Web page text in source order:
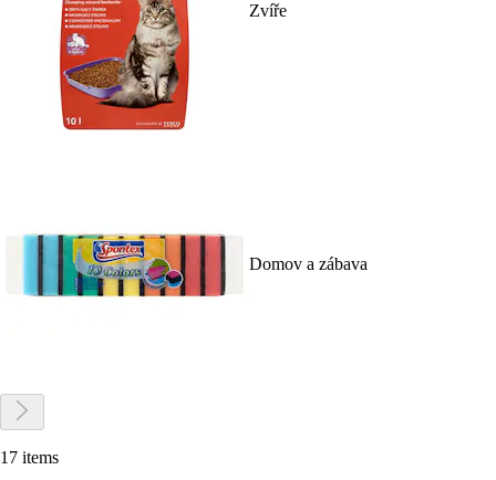
Zvíře
Domov a zábava
17 items